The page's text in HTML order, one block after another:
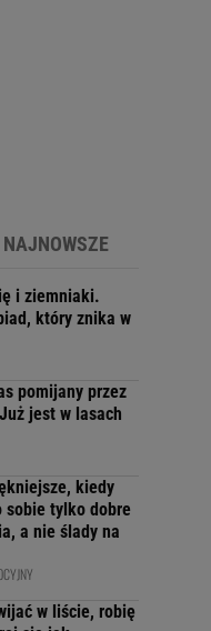
NAJNOWSZE
i ziemniaki.
który znika w
pomijany przez
jest w lasach
kiedy
sobie tylko dobre
a nie ślady na
w liście, robię